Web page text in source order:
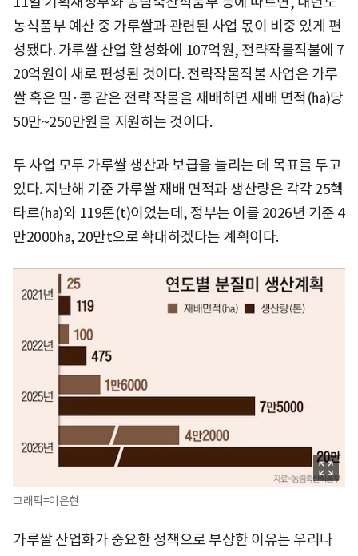
농식품부 예산 중 가루쌀과 관련된 사업 몫이 비중 있게 편
성됐다. 가루쌀 산업 활성화에 107억원, 전략작물직불에 7
20억원이 새로 편성된 것이다. 전략작물직불 사업은 가루
쌀 혹은 밀·콩 같은 전략 작물을 재배하면 재배 면적(㏊)당
50만~250만원을 지원하는 것이다.
두 사업 모두 가루쌀 생산과 보급을 늘리는 데 목표를 두고
있다. 지난해 기준 가루쌀 재배 면적과 생산량은 각각 25헥
타르(㏊)와 119톤(t)이었는데, 정부는 이를 2026년 기준 4
만2000㏊, 20만t으로 확대하겠다는 계획이다.
그래픽=이은현
가루쌀 산업화가 중요한 정책으로 부상한 이유는 우리나